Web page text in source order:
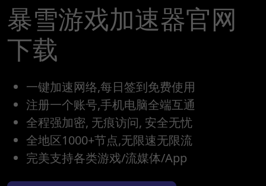
暴雪游戏加速器官网
下载
一键加速网络,每日签到免费使用
注册一个账号,手机电脑全端互通
全程强加密, 无痕访问, 安全无忧
全地区1000+节点,无限速无限流
完美支持各类游戏/流媒体/App